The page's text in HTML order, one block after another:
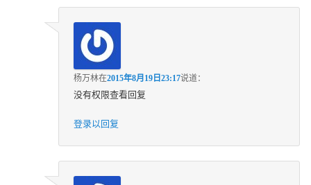
杨万林在2015年8月19日23:17说道：
没有权限查看回复
登录以回复